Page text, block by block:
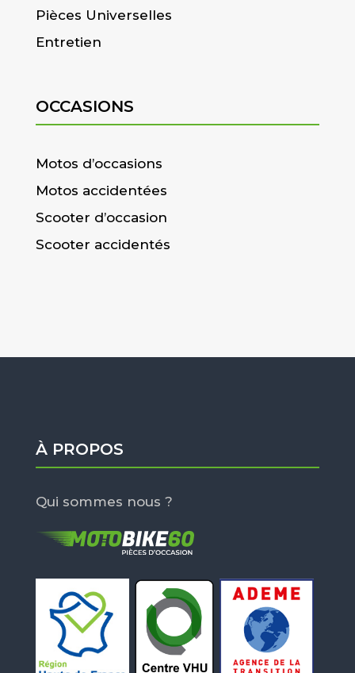
Pièces Universelles
Entretien
OCCASIONS
Motos d’occasions
Motos accidentées
Scooter d’occasion
Scooter accidentés
À PROPOS
Qui sommes nous ?